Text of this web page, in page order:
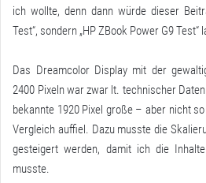
ich wollte, denn dann würde dieser
Test“, sondern „HP ZBook Power G9 Test“
Das Dreamcolor Display mit der
2400 Pixeln war zwar lt. technischer
bekannte 1920 Pixel große – aber nicht
Vergleich auffiel. Dazu musste die
gesteigert werden, damit ich die
musste.